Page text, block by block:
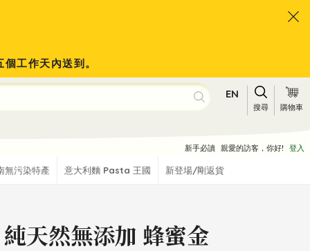
工作天內送到。
EN
搜尋 購物車
新手必讀 親愛的訪客，你好! 登入
無污染特產 意大利麵 Pasta 王國 新登場/剛返貨
天然無添加 蜂蜜金